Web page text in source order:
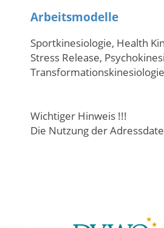
Arbeitsmodelle
Sportkinesiologie, Health
Stress Release,
Transformationskinesiologie
Wichtiger Hinweis !!!
Die Nutzung der